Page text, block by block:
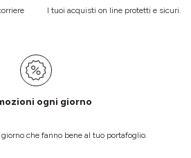
I tuoi acquisti on line protetti e sicuri.
ogni giorno
che fanno bene al tuo portafoglio.